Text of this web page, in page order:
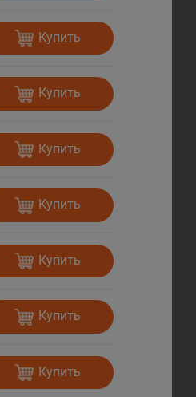
Купить
Купить
Купить
Купить
Купить
Купить
Купить